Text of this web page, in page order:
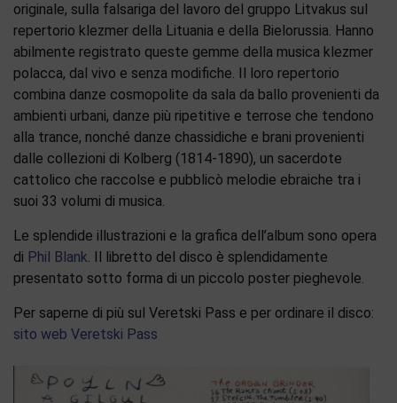
originale, sulla falsariga del lavoro del gruppo Litvakus sul
repertorio klezmer della Lituania e della Bielorussia. Hanno
abilmente registrato queste gemme della musica klezmer
polacca, dal vivo e senza modifiche. Il loro repertorio
combina danze cosmopolite da sala da ballo provenienti da
ambienti urbani, danze più ripetitive e terrose che tendono
alla trance, nonché danze chassidiche e brani provenienti
dalle collezioni di Kolberg (1814-1890), un sacerdote
cattolico che raccolse e pubblicò melodie ebraiche tra i
suoi 33 volumi di musica.
Le splendide illustrazioni e la grafica dell’album sono opera
di Phil Blank. Il libretto del disco è splendidamente
presentato sotto forma di un piccolo poster pieghevole.
Per saperne di più sul Veretski Pass e per ordinare il disco:
sito web Veretski Pass